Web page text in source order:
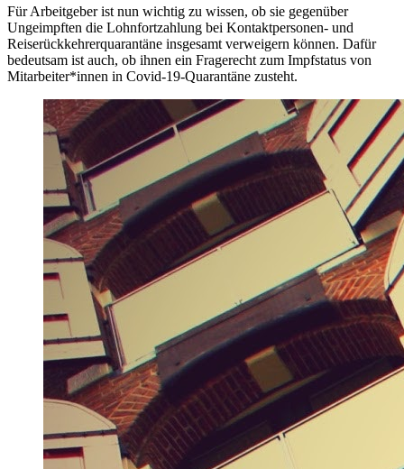
Für Arbeitgeber ist nun wichtig zu wissen, ob sie gegenüber
Ungeimpften die Lohnfortzahlung bei Kontaktpersonen- und
Reiserückkehrerquarantäne insgesamt verweigern können. Dafür
bedeutsam ist auch, ob ihnen ein Fragerecht zum Impfstatus von
Mitarbeiter*innen in Covid-19-Quarantäne zusteht.